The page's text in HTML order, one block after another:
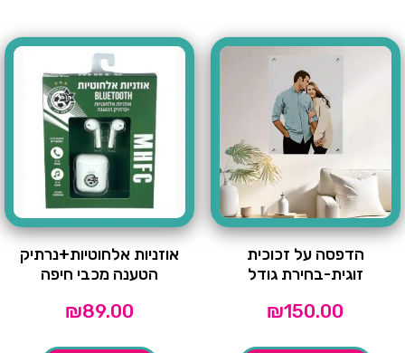
הדפסה על זכוכית
זוגית-בחירת גודל
₪150.00
אוזניות אלחוטיות+נרתיק
הטענה מכבי חיפה
₪89.00